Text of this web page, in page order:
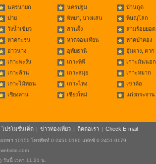
นครนายก นครปฐม
บ้านกูด
ปาย พัทยา, บางแสน
พิษณุโลก
วังน้ำเขียว สวนผึ้ง
สามร้อยยอด
หาดกะรน หาดจอมเทียน
หาดป่าตอง
อ่าวนาง อุทัยธานี
อุ้มผาง, ตาก
เกาะพะงัน เกาะพีพี
เกาะมันนอก
เกาะล้าน เกาะสมุย
เกาะหมาก
เกาะไม้ท่อน เกาะไหง
เขาค้อ
เชียงคาน เชียงใหม่
แก่งกระจาน
โปรโมชั่นเด็ด | ข่าวท่องเที่ยว | ติดต่อเรา | Check E-mail
พฯ 10150 โทรศัพท์ 0-2451-0180 แฟกซ์ 0-2451-0179
วันนี้ เวลา 11.21 น.